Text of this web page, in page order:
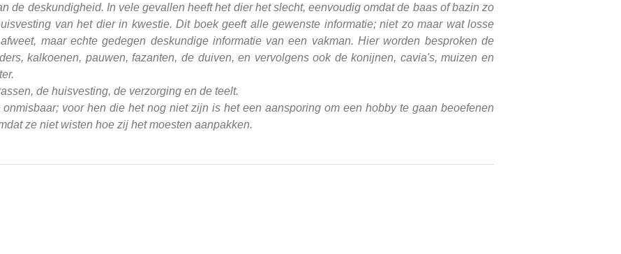
de deskundigheid. In vele gevallen heeft het dier het slecht, eenvoudig omdat de baas of bazin zo
van het dier in kwestie. Dit boek geeft alle gewenste informatie; niet zo maar wat losse
maar echte gedegen deskundige informatie van een vakman. Hier worden besproken de
kalkoenen, pauwen, fazanten, de duiven, en vervolgens ook de konijnen, cavia's, muizen en
de huisvesting, de verzorging en de teelt.
voor hen die het nog niet zijn is het een aansporing om een hobby te gaan beoefenen
ze niet wisten hoe zij het moesten aanpakken.